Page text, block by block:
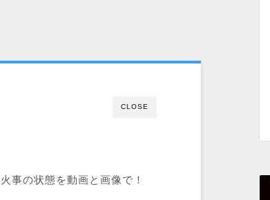
CLOSE
事の状態を動画と画像で！